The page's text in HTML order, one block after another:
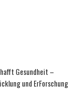
Gesundheit –
und ErForschung